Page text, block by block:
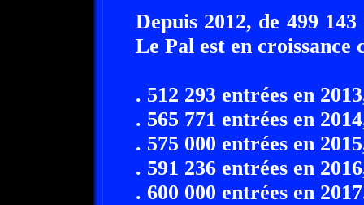
Depuis 2012, de 499
Le Pal est en croissance
. 512 293 entrées en
. 565 771 entrées en
. 575 000 entrées en
. 591 236 entrées en
. 600 000 entrées en